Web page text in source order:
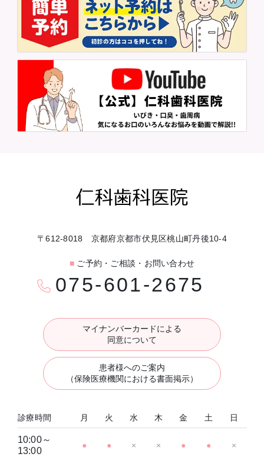
〒612-8018 京都府京都市伏見区桃山町丹後10-4
■ ご予約・ご相談・お問い合わせ
075-601-2675
マイナンバーカードによる
同意について
患者様へのご案内
（保険医療機関における書面掲示）
診療時間 月 火 水 木 金 土 日
10:00～
13:00
● ● × × ● ● ×